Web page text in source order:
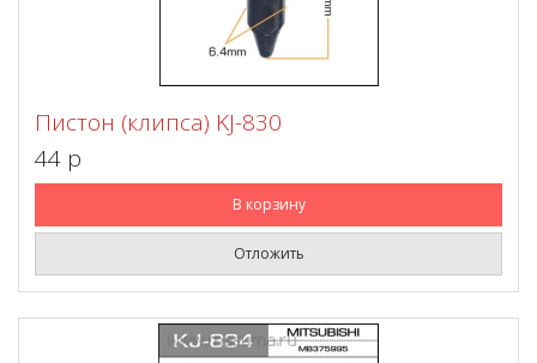
Пистон (клипса) KJ-830
44 p
В корзину
Отложить